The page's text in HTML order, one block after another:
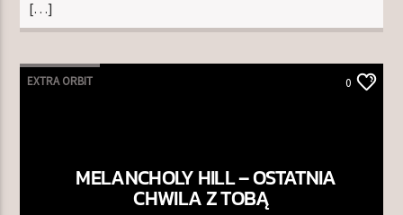
[…]
EXTRA ORBIT 0
MELANCHOLY HILL – OSTATNIA
CHWILA Z TOBĄ